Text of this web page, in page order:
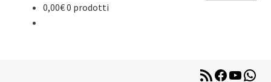
Libreria Online
0,00€0 prodotti
RSS Facebook